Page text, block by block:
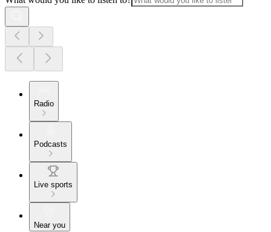
Radio
Podcasts
Live sports
Near you